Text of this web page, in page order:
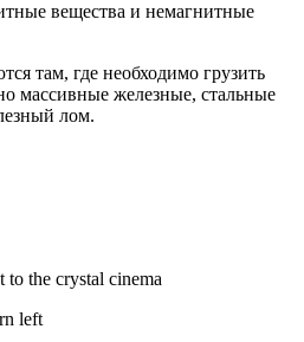
вещества и немагнитные
там, где необходимо грузить
массивные железные, стальные
лом.
to the crystal cinema
left